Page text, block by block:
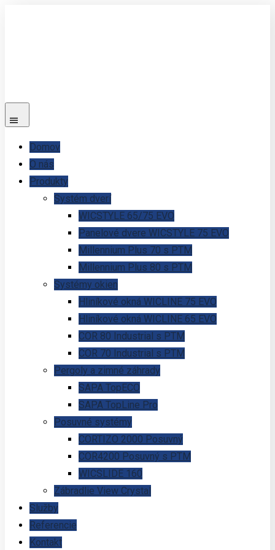
Domov
O nás
Produkty
Systém dverí
WICSTYLE 65/75 EVO
Panelové dvere WICSTYLE 75 EVO
Millennium Plus 70 s PTM
Millennium Plus 80 s PTM
Systémy okien
Hliníkové okná WICLINE 75 EVO
Hliníkové okná WICLINE 65 EVO
COR 80 Industrial s PTM
COR 70 Industrial s PTM
Pergoly a zimné záhrady
SAPA TopECO
SAPA TopLine Pro
Posuvné systémy
CORTIZO 2000 Posuvný
COR4200 Posuvný s PTM
WICSLIDE 160
Zábradlie View Crystal
Služby
Referencie
Kontakt